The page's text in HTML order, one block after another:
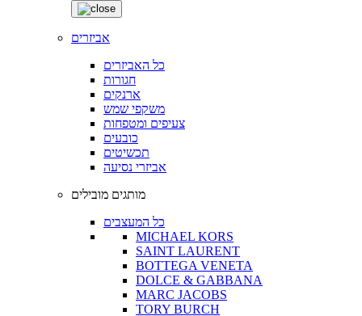
אביזרים
כל האביזרים
חגורות
ארנקים
משקפי שמש
צעיפים ומטפחות
כובעים
תכשיטים
אביזרי נסיעה
מותגים מובילים
כל המעצבים
MICHAEL KORS
SAINT LAURENT
BOTTEGA VENETA
DOLCE & GABBANA
MARC JACOBS
TORY BURCH